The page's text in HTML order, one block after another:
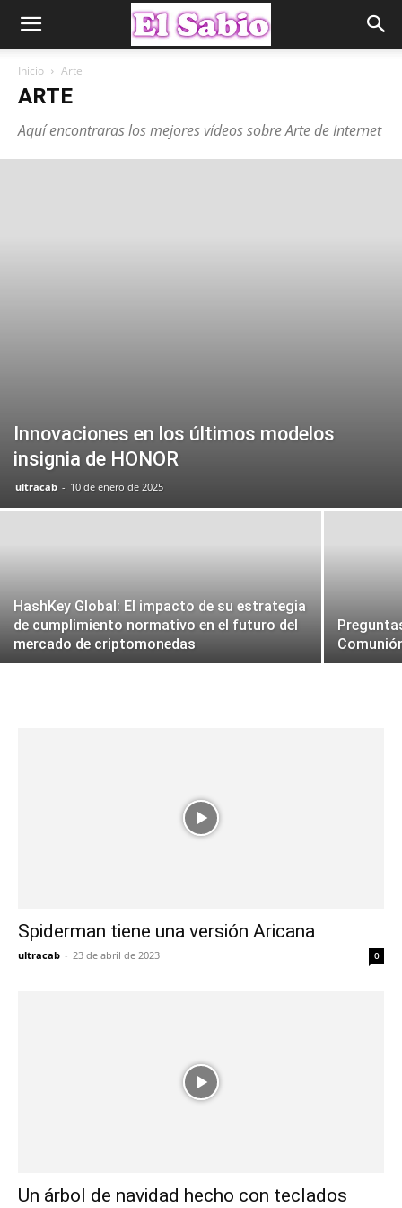
Inicio Arte
ARTE
Aquí encontraras los mejores vídeos sobre Arte de Internet
Innovaciones en los últimos modelos
insignia de HONOR
ultracab - 10 de enero de 2025
HashKey Global: El impacto de su estrategia
de cumplimiento normativo en el futuro del
mercado de criptomonedas
Spiderman tiene una versión Aricana
ultracab - 23 de abril de 2023 0
Un árbol de navidad hecho con teclados